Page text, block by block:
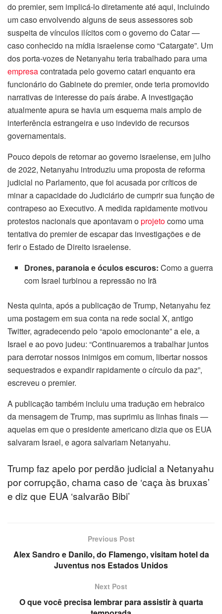
do premier, sem implicá-lo diretamente até aqui, incluindo
um caso envolvendo alguns de seus assessores sob
suspeita de vínculos ilícitos com o governo do Catar —
caso conhecido na mídia israelense como “Catargate”. Um
dos porta-vozes de Netanyahu teria trabalhado para uma
empresacontratada pelo governo catari enquanto era
funcionário do Gabinete do premier, onde teria promovido
narrativas de interesse do país árabe. A investigação
atualmente apura se havia um esquema mais amplo de
interferência estrangeira e uso indevido de recursos
governamentais.
Pouco depois de retornar ao governo israelense, em julho
de 2022, Netanyahu introduziu uma proposta de reforma
judicial no Parlamento, que foi acusada por críticos de
minar a capacidade do Judiciário de cumprir sua função de
contrapeso ao Executivo. A medida rapidamente motivou
protestos nacionais que apontavam oprojetocomo uma
tentativa do premier de escapar das investigações e de
ferir o Estado de Direito israelense.
Drones, paranoia e óculos escuros:Como a guerra
com Israel turbinou a repressão no Irã
Nesta quinta, após a publicação de Trump, Netanyahu fez
uma postagem em sua conta na rede social X, antigo
Twitter, agradecendo pelo “apoio emocionante” a ele, a
Israel e ao povo judeu: “Continuaremos a trabalhar juntos
para derrotar nossos inimigos em comum, libertar nossos
sequestrados e expandir rapidamente o círculo da paz”,
escreveu o premier.
A publicação também incluiu uma tradução em hebraico
da mensagem de Trump, mas suprimiu as linhas finais —
aquelas em que o presidente americano dizia que os EUA
salvaram Israel, e agora salvariam Netanyahu.
Trump faz apelo por perdão judicial a Netanyahu
por corrupção, chama caso de ‘caça às bruxas’
e diz que EUA ‘salvarão Bibi’
Previous Post
Alex Sandro e Danilo, do Flamengo, visitam hotel da
Juventus nos Estados Unidos
Next Post
O que você precisa lembrar para assistir à quarta